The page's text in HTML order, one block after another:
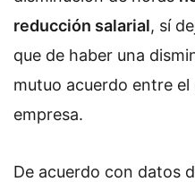
reducción salarial, sí
que de haber una
mutuo acuerdo entre
empresa.
De acuerdo con datos